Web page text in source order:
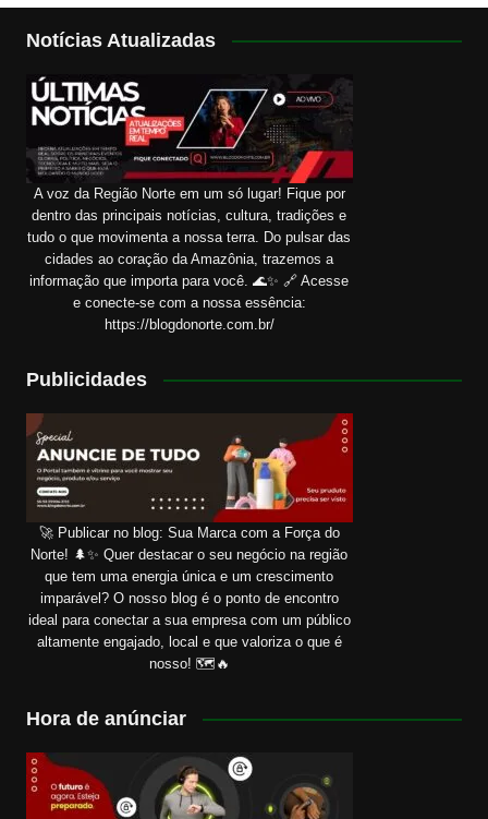
Notícias Atualizadas
A voz da Região Norte em um só lugar! Fique por
dentro das principais notícias, cultura, tradições e
tudo o que movimenta a nossa terra. Do pulsar das
cidades ao coração da Amazônia, trazemos a
informação que importa para você. 🌊✨ 🔗 Acesse
e conecte-se com a nossa essência:
https://blogdonorte.com.br/
Publicidades
🚀 Publicar no blog: Sua Marca com a Força do
Norte! 🌲✨ Quer destacar o seu negócio na região
que tem uma energia única e um crescimento
imparável? O nosso blog é o ponto de encontro
ideal para conectar a sua empresa com um público
altamente engajado, local e que valoriza o que é
nosso! 🗺️🔥
Hora de anúnciar